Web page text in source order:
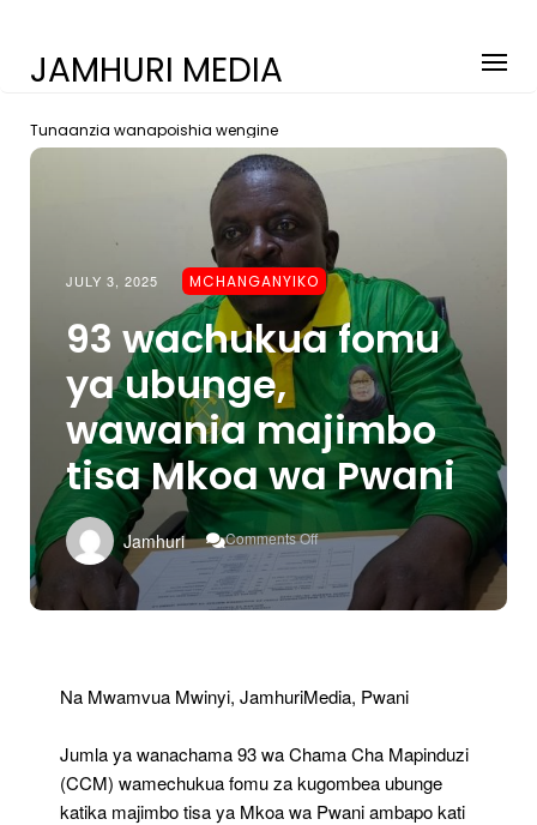
JAMHURI MEDIA
Tunaanzia wanapoishia wengine
JULY 3, 2025 MCHANGANYIKO
93 wachukua fomu
ya ubunge,
wawania majimbo
tisa Mkoa wa Pwani
Jamhuri Comments Off
On
93
Wachukua
Fomu
Majimbo
Tisa
Wa
Pwani
Na Mwamvua Mwinyi, JamhuriMedia, Pwani
Jumla ya wanachama 93 wa Chama Cha Mapinduzi
(CCM) wamechukua fomu za kugombea ubunge
katika majimbo tisa ya Mkoa wa Pwani ambapo kati